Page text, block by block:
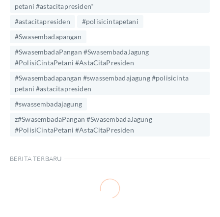
petani #astacitapresiden*
#astacitapresiden
#polisicintapetani
#Swasembadapangan
#SwasembadaPangan #SwasembadaJagung
#PolisiCintaPetani #AstaCitaPresiden
#Swasembadapangan #swassembadajagung #polisicinta
petani #astacitapresiden
#swassembadajagung
z#SwasembadaPangan #SwasembadaJagung
#PolisiCintaPetani #AstaCitaPresiden
BERITA TERBARU